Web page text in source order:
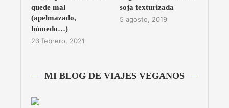
quede mal
(apelmazado,
húmedo…)
23 febrero, 2021
soja texturizada
5 agosto, 2019
MI BLOG DE VIAJES VEGANOS